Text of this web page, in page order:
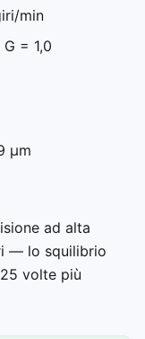
min
= 1,0
μm
ad alta
— lo squilibrio
volte più